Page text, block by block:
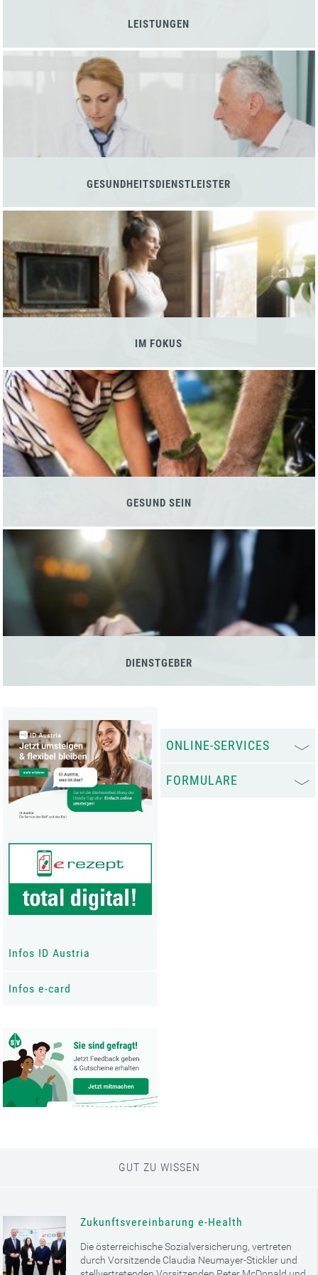
LEISTUNGEN
GESUNDHEITSDIENSTLEISTER
IM FOKUS
GESUND SEIN
DIENSTGEBER
Infos ID Austria
Infos e-card
ONLINE-SERVICES
FORMULARE
GUT ZU WISSEN
Zukunftsvereinbarung e-Health
Die österreichische Sozialversicherung, vertreten
durch Vorsitzende Claudia Neumayer-Stickler und